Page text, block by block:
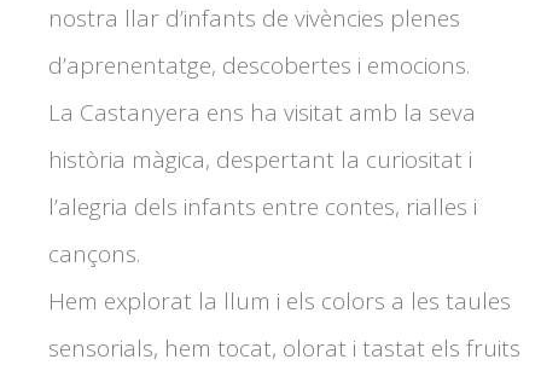
nostra llar d’infants de vivències plenes
d’aprenentatge, descobertes i emocions.
La Castanyera ens ha visitat amb la seva
història màgica, despertant la curiositat i
l’alegria dels infants entre contes, rialles i
cançons.
Hem explorat la llum i els colors a les taules
sensorials, hem tocat, olorat i tastat els fruits